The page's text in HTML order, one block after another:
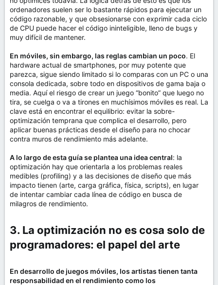
ordenadores suelen ser lo bastante rápidos para ejecutar un
código razonable, y que obsesionarse con exprimir cada ciclo
de CPU puede hacer el código ininteligible, lleno de bugs y
muy difícil de mantener.
En móviles, sin embargo, las reglas cambian un poco. El
hardware actual de smartphones, por muy potente que
parezca, sigue siendo limitado si lo comparas con un PC o una
consola dedicada, sobre todo en dispositivos de gama baja o
media. Aquí el riesgo de crear un juego “bonito” que luego no
tira, se cuelga o va a tirones en muchísimos móviles es real. La
clave está en encontrar el equilibrio: evitar la sobre-
optimización temprana que complica el desarrollo, pero
aplicar buenas prácticas desde el diseño para no chocar
contra muros de rendimiento más adelante.
A lo largo de esta guía se plantea una idea central: la
optimización hay que orientarla a los problemas reales
medibles (profiling) y a las decisiones de diseño que más
impacto tienen (arte, carga gráfica, física, scripts), en lugar
de intentar cambiar cada línea de código en busca de
milagros de rendimiento.
3. La optimización no es cosa solo de
programadores: el papel del arte​
En desarrollo de juegos móviles, los artistas tienen tanta
responsabilidad en el rendimiento como los